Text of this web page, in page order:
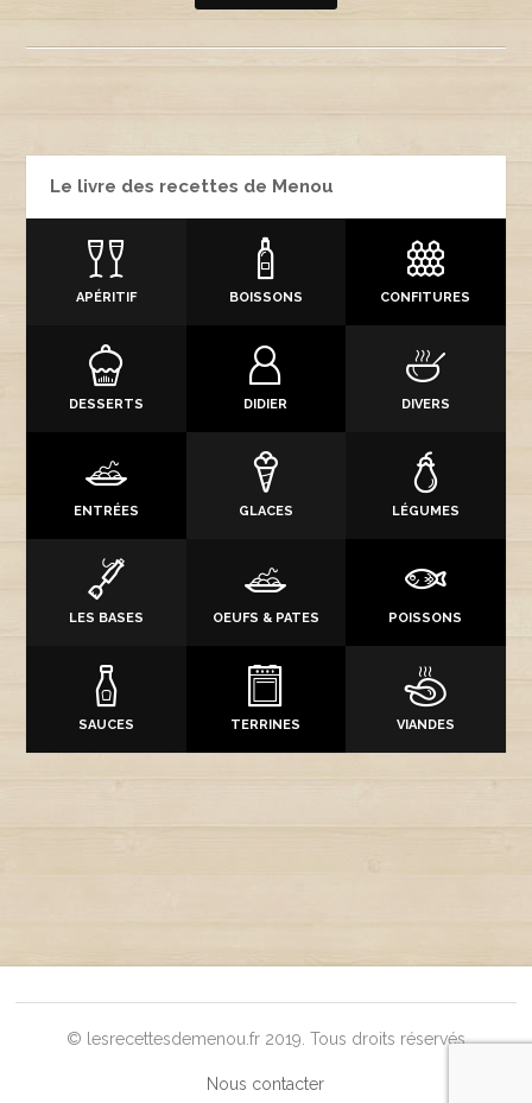
Le livre des recettes de Menou
APÉRITIF BOISSONS CONFITURES
DESSERTS DIDIER DIVERS
ENTRÉES GLACES LÉGUMES
LES BASES OEUFS & PATES POISSONS
SAUCES TERRINES VIANDES
© lesrecettesdemenou.fr 2019. Tous droits réservés
Nous contacter